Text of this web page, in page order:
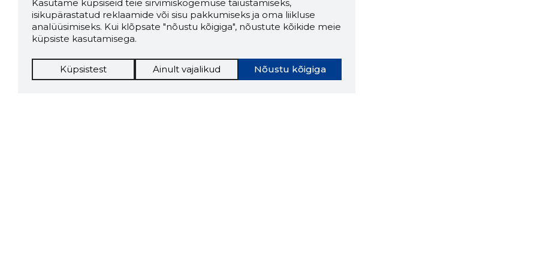
Kasutame küpsiseid teie sirvimiskogemuse täiustamiseks,
isikupärastatud reklaamide või sisu pakkumiseks ja oma liikluse
analüüsimiseks. Kui klõpsate "nõustu kõigiga", nõustute kõikide meie
küpsiste kasutamisega.
Nõustu kõigiga
Küpsistest Ainult vajalikud